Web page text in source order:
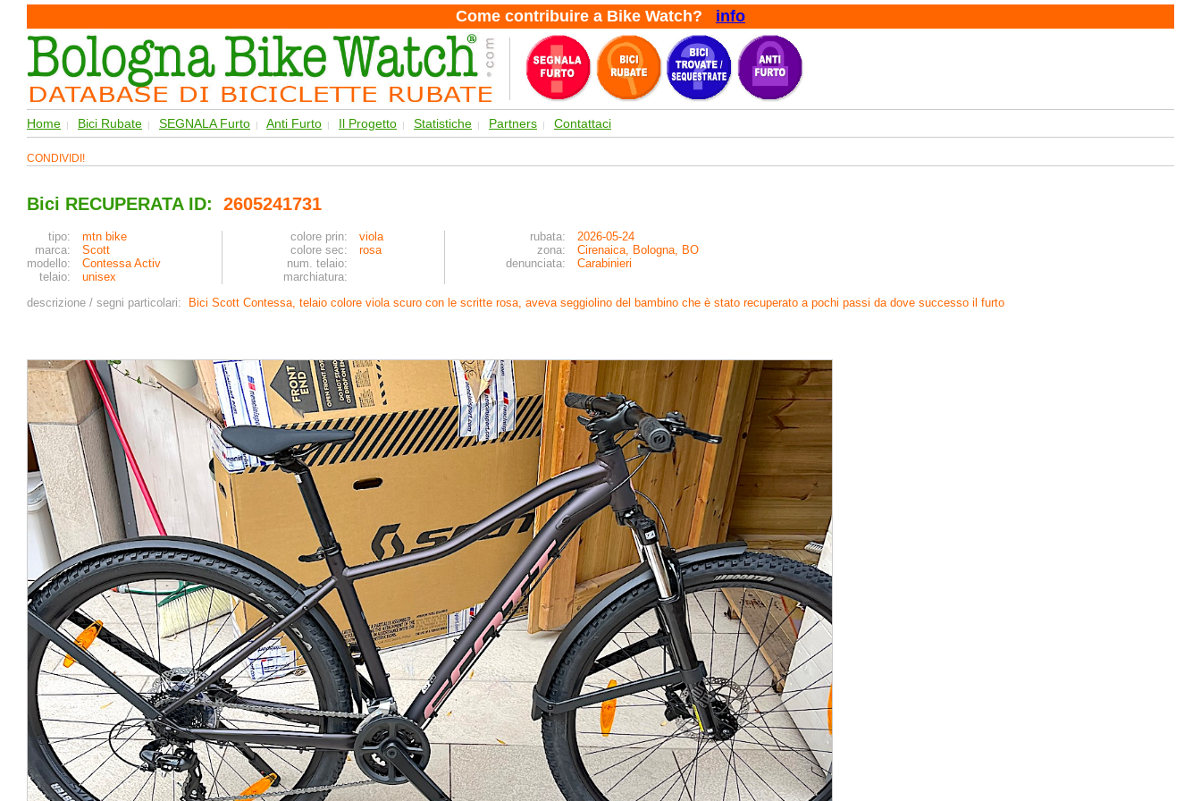
Come contribuire a Bike Watch? info
Home | Bici Rubate | SEGNALA Furto | Anti Furto | Il Progetto | Statistiche | Partners | Contattaci
CONDIVIDI!
Bici RECUPERATA ID: 2605241731
tipo: mtn bike colore prin: viola rubata:
2026-05-24
marca:
Scott colore sec: rosa zona:
Cirenaica, Bologna, BO
modello:
Contessa Activ num. telaio: denunciata:
Carabinieri
telaio:
unisex
marchiatura:
descrizione / segni particolari:
Bici Scott Contessa, telaio colore viola scuro con le scritte rosa, aveva seggiolino del bambino che è stato recuperato a pochi passi da dove successo il furto